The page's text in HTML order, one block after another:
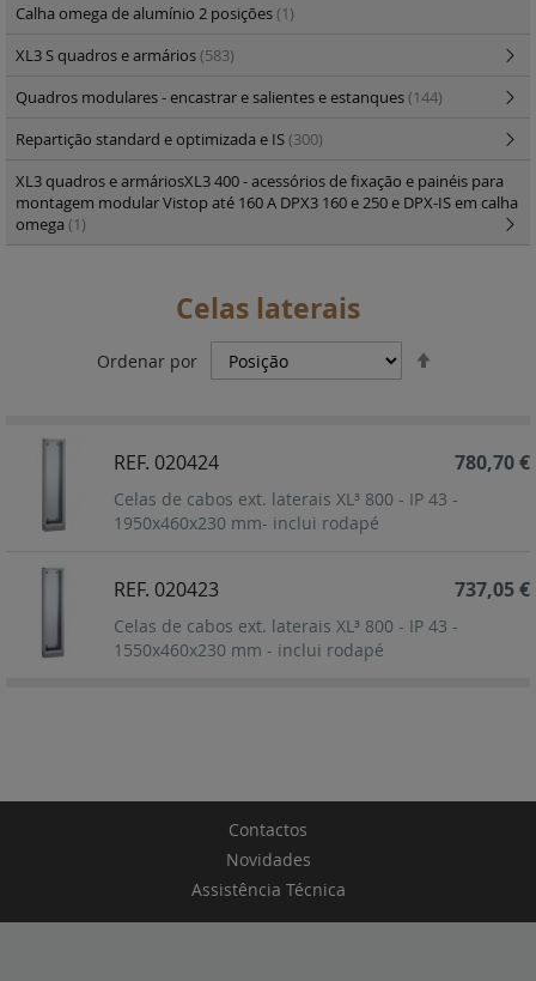
Celas laterais
Ordenar por
REF. 020424
Celas de cabos ext. laterais XL³ 800 - IP 43 -
1950x460x230 mm- inclui rodapé
780,70 €
REF. 020423
Celas de cabos ext. laterais XL³ 800 - IP 43 -
1550x460x230 mm - inclui rodapé
737,05 €
Calha omega de alumínio 2 posições(1)
XL3 S quadros e armários(583)
Quadros modulares - encastrar e salientes e estanques(144)
Repartição standard e optimizada e IS(300)
XL3 quadros e armáriosXL3 400 - acessórios de fixação e painéis para
montagem modular Vistop até 160 A DPX3 160 e 250 e DPX-IS em calha
omega (1)
Contactos
Novidades
Assistência Técnica